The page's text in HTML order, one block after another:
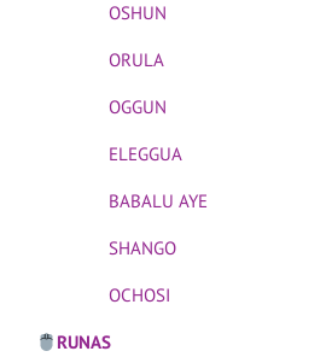
OSHUN
ORULA
OGGUN
ELEGGUA
BABALU AYE
SHANGO
OCHOSI
RUNAS